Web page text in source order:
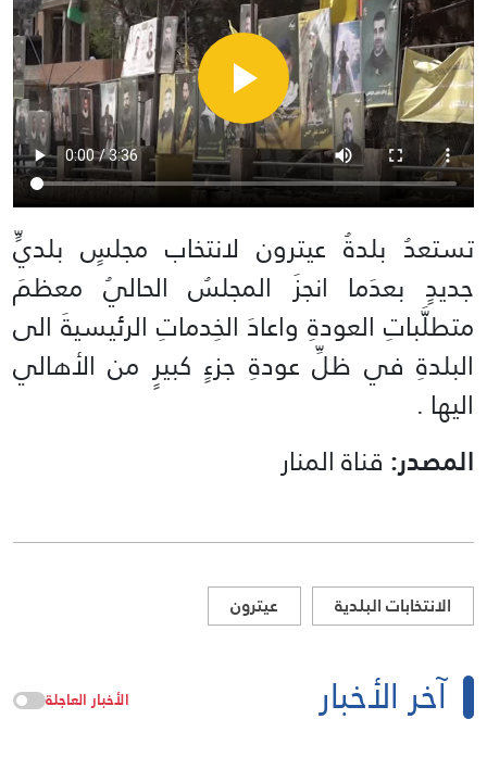
تستعدُ بلدةُ عيترون لانتخاب مجلسٍ بلديٍّ
جديدٍ بعدَما انجزَ المجلسُ الحاليُ معظمَ
متطلَّباتِ العودةِ واعادَ الخِدماتِ الرئيسيةَ الى
البلدةِ في ظلِّ عودةِ جزءٍ كبيرٍ من الأهالي
اليها .
المصدر: قناة المنار
الانتخابات البلدية عيترون
آخر الأخبار الأخبار العاجلة